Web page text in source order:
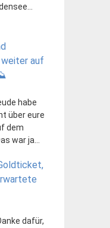
auf
habe
über eure
dem
war ja…
dafür,